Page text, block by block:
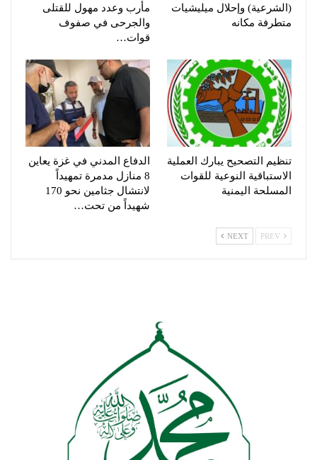
(الشرعية) وإحلال ميليشيات
متطرفة مكانه
مأرب وعدد مهول للقتلى
والجرحى في صفوف
قوات…
تنظيم التصحيح يبارك العملية
الاستباقية النوعية للقوات
المسلحة اليمنية
الدفاع المدني في غزة يعاين
8 منازل مدمرة تمهيداً
لانتشال جثامين نحو 170
شهيداً من تحت…
NEXT